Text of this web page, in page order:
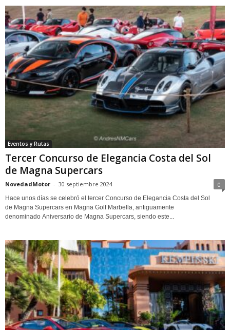
Eventos y Rutas
Tercer Concurso de Elegancia Costa del Sol
de Magna Supercars
NovedadMotor - 30 septiembre 2024 0
Hace unos días se celebró el tercer Concurso de Elegancia Costa del Sol
de Magna Supercars en Magna Golf Marbella, antiguamente
denominado Aniversario de Magna Supercars, siendo este...